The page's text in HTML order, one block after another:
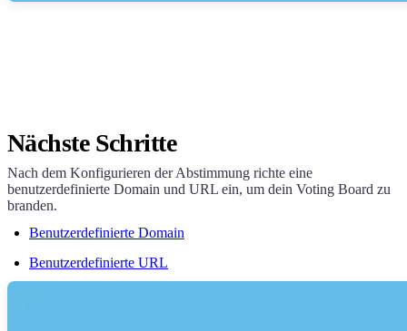
Nächste Schritte
Nach dem Konfigurieren der Abstimmung richte eine
benutzerdefinierte Domain und URL ein, um dein Voting Board zu
branden.
Benutzerdefinierte Domain
Benutzerdefinierte URL